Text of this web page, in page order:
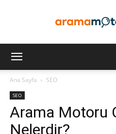
Ana Sayfa SEO
SEO
Arama Motoru
Nelerdir?